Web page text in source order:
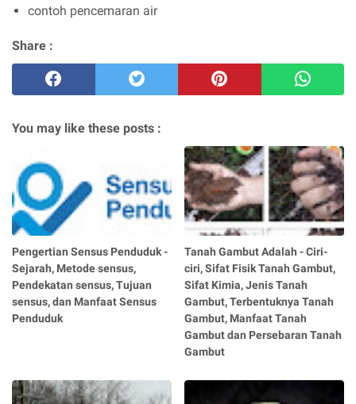
contoh pencemaran air
Share :
You may like these posts :
Pengertian Sensus Penduduk -
Sejarah, Metode sensus,
Pendekatan sensus, Tujuan
sensus, dan Manfaat Sensus
Penduduk
Tanah Gambut Adalah - Ciri-
ciri, Sifat Fisik Tanah Gambut,
Sifat Kimia, Jenis Tanah
Gambut, Terbentuknya Tanah
Gambut, Manfaat Tanah
Gambut dan Persebaran Tanah
Gambut